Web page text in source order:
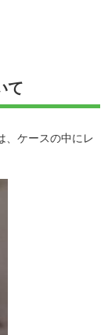
て
、ケースの中にレ